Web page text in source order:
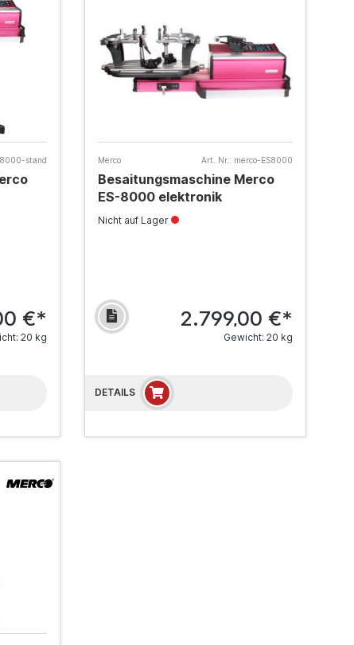
stand
€*
20 kg
Merco Art. Nr.: merco-ES8000
Besaitungsmaschine Merco
ES-8000 elektronik
Nicht auf Lager
2.799,00 €*
Gewicht: 20 kg
DETAILS